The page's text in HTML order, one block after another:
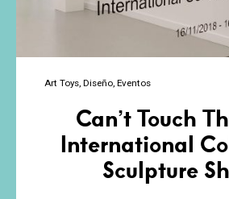
Art Toys Diseño Eventos
Can’t Touch
International
Sculpture